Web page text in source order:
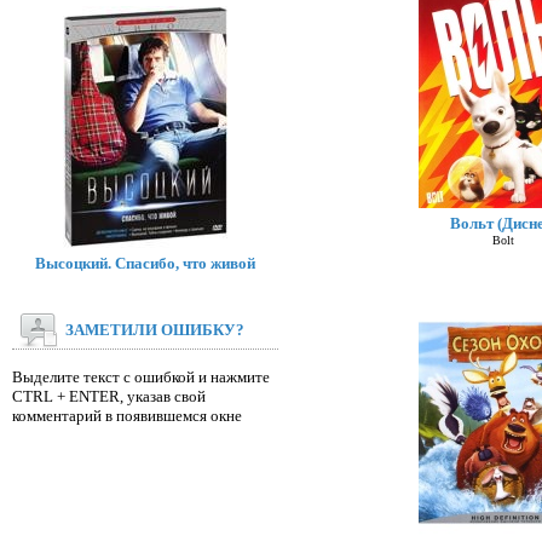
Вольт
Bolt
Высоцкий. Спасибо, что живой
ЗАМЕТИЛИ ОШИБКУ?
Выделите текст с ошибкой и нажмите
CTRL + ENTER, указав свой
комментарий в появившемся окне